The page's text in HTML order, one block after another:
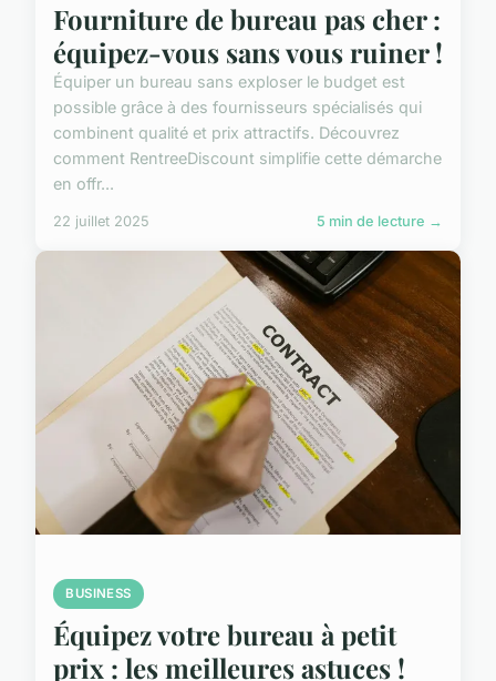
Fourniture de bureau pas cher :
équipez-vous sans vous ruiner !
Équiper un bureau sans exploser le budget est
possible grâce à des fournisseurs spécialisés qui
combinent qualité et prix attractifs. Découvrez
comment RentreeDiscount simplifie cette démarche
en offr...
22 juillet 2025 5 min de lecture →
BUSINESS
Équipez votre bureau à petit
prix : les meilleures astuces !